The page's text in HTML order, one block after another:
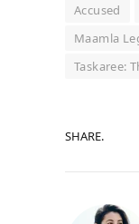
Accused
Maamla
Taskaree:
SHARE.